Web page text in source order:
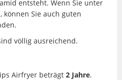
entsteht. Wenn Sie unter
Sie auch guten
völlig ausreichend.
Airfryer beträgt 2 Jahre.